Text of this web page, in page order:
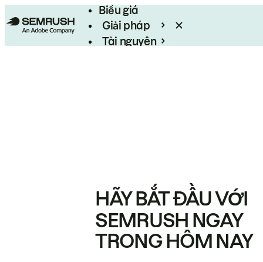
Biểu giá
Giải pháp
Tài nguyên
HÃY BẮT ĐẦU VỚI
SEMRUSH NGAY
TRONG HÔM NAY